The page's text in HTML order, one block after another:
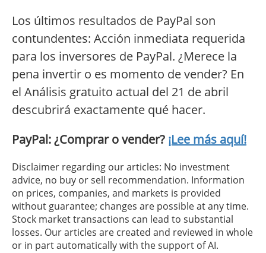
Los últimos resultados de PayPal son
contundentes: Acción inmediata requerida
para los inversores de PayPal. ¿Merece la
pena invertir o es momento de vender? En
el Análisis gratuito actual del 21 de abril
descubrirá exactamente qué hacer.
PayPal: ¿Comprar o vender? ¡Lee más aquí!
Disclaimer regarding our articles: No investment
advice, no buy or sell recommendation. Information
on prices, companies, and markets is provided
without guarantee; changes are possible at any time.
Stock market transactions can lead to substantial
losses. Our articles are created and reviewed in whole
or in part automatically with the support of AI.